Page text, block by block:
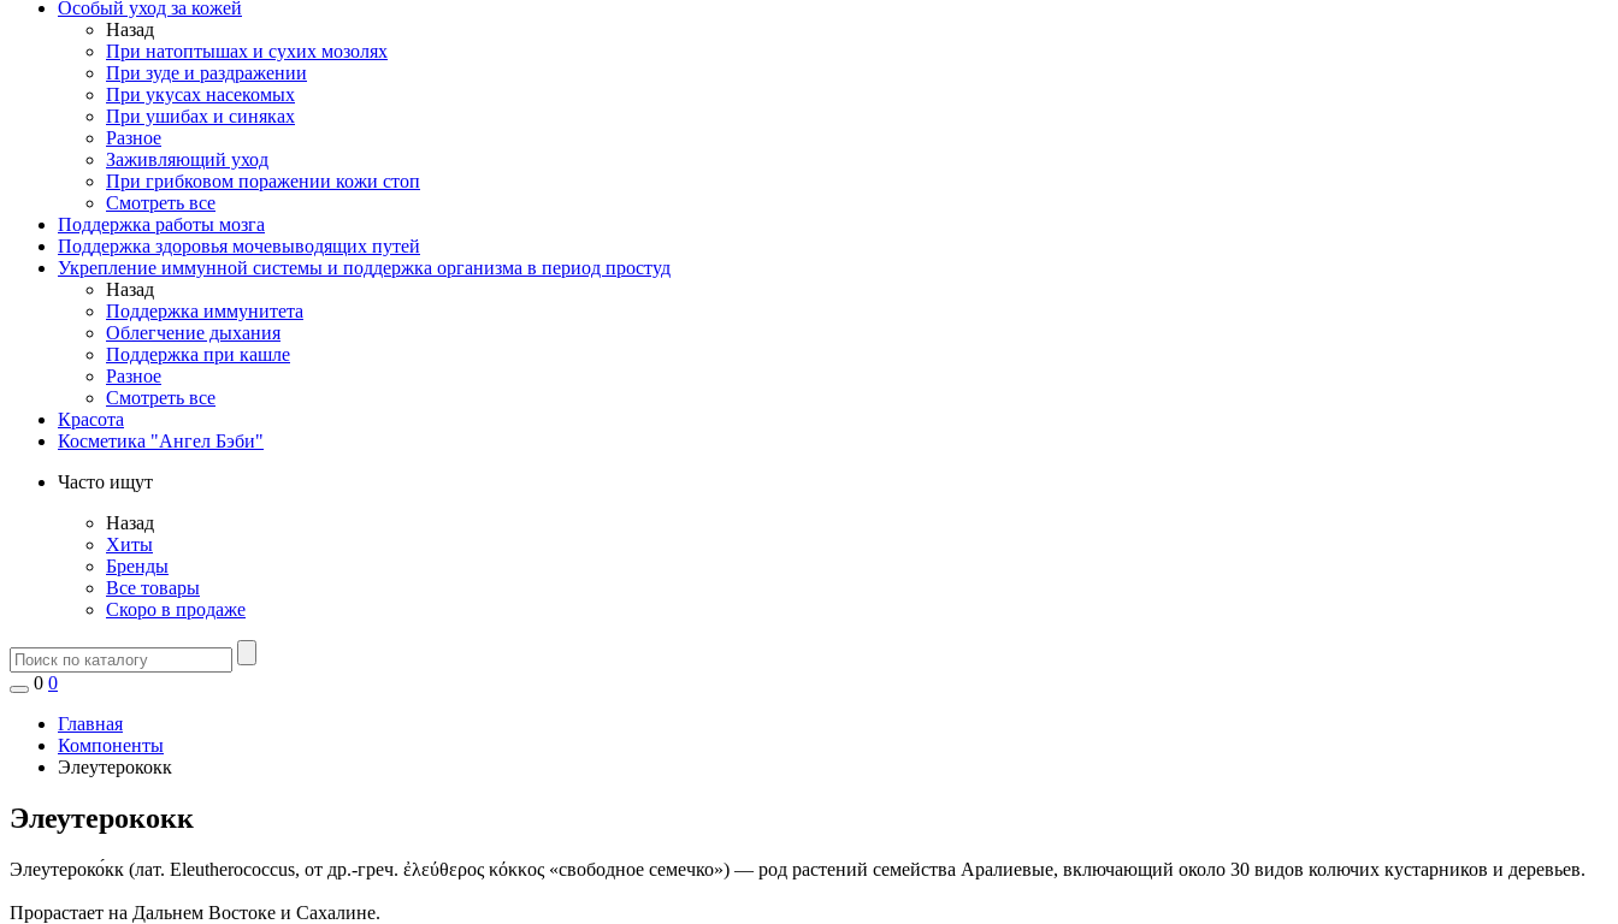
Особый уход за кожей
Назад
При натоптышах и сухих мозолях
При зуде и раздражении
При укусах насекомых
При ушибах и синяках
Разное
Заживляющий уход
При грибковом поражении кожи стоп
Смотреть все
Поддержка работы мозга
Поддержка здоровья мочевыводящих путей
Укрепление иммунной системы и поддержка организма в период простуд
Назад
Поддержка иммунитета
Облегчение дыхания
Поддержка при кашле
Разное
Смотреть все
Красота
Косметика "Ангел Бэби"
Часто ищут
Назад
Хиты
Бренды
Все товары
Скоро в продаже
0 0
Главная
Компоненты
Элеутерококк
Элеутерококк
Элеутероко́кк (лат. Eleutherococcus, от др.-греч. ἐλεύθερος κόκκος «свободное семечко») — род растений семейства Аралиевые, включающий около 30 видов колючих кустарников и деревьев.
Прорастает на Дальнем Востоке и Сахалине.